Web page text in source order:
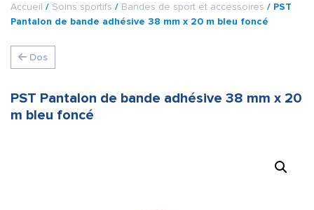
Accueil / Soins sportifs / Bandes de sport et accessoires / PST
Pantalon de bande adhésive 38 mm x 20 m bleu foncé
Dos
PST Pantalon de bande adhésive 38 mm x 20
m bleu foncé